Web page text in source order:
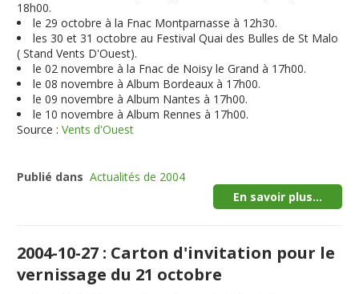
18h00.
le 29 octobre à la Fnac Montparnasse à 12h30.
les 30 et 31 octobre au Festival Quai des Bulles de St Malo
( Stand Vents D'Ouest).
le 02 novembre à la Fnac de Noisy le Grand à 17h00.
le 08 novembre à Album Bordeaux à 17h00.
le 09 novembre à Album Nantes à 17h00.
le 10 novembre à Album Rennes à 17h00.
Source :Vents d'Ouest
Publié dans Actualités de 2004
En savoir plus...
2004-10-27 : Carton d'invitation pour le
vernissage du 21 octobre